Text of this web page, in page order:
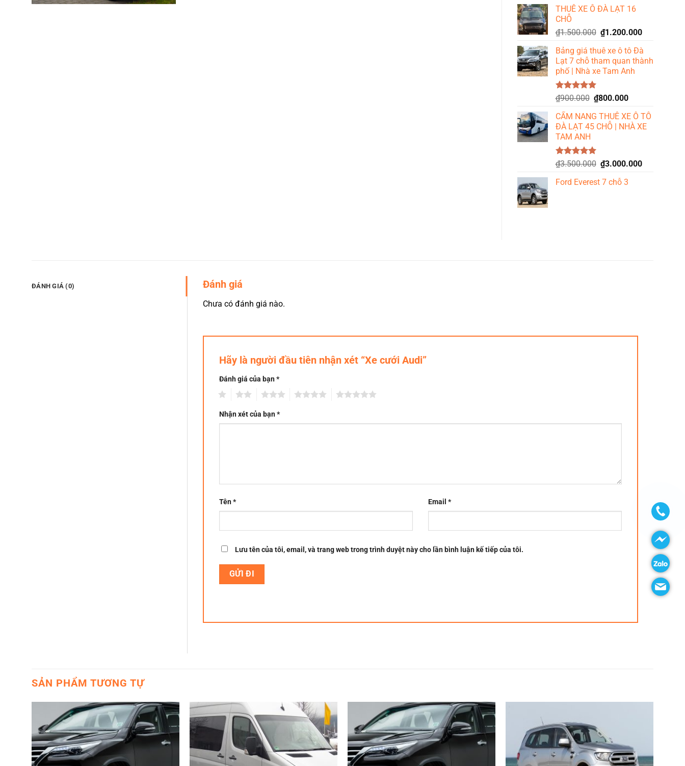
5 sao
là:
₫1.800.000.
THUÊ XE Ô ĐÀ LẠT 16
CHỖ
₫1.500.000 Giá
là:
₫1.500.000.
₫1.200.000Giá
tại
là:
Bảng giá thuê xe ô tô Đà
Lạt 7 chỗ tham quan thành
phố | Nhà xe Tam Anh
Được xếp
hạng
5 sao
₫900.000 Giá
là:
₫900.000.
₫800.000Giá
tại
là:
CẨM NANG THUÊ XE Ô TÔ
ĐÀ LẠT 45 CHỖ | NHÀ XE
TAM ANH
Được xếp
hạng
5 sao
₫3.500.000 Giá
là:
₫3.000.000Giá
Ford Everest 7 chỗ 3
ĐÁNH GIÁ (0) Đánh giá
Chưa có đánh giá nào.
Hãy là người đầu tiên nhận xét “Xe cưới Audi”
Đánh giá của bạn*
Nhận xét của bạn*
Tên* Email *
Lưu tên của tôi, email, và trang web trong trình duyệt này cho lần bình luận kế tiếp của tôi.
SẢN PHẨM TƯƠNG TỰ
Thêm
vào
yêu
Thêm
vào
yêu
thích
Thêm
vào
yêu
thích